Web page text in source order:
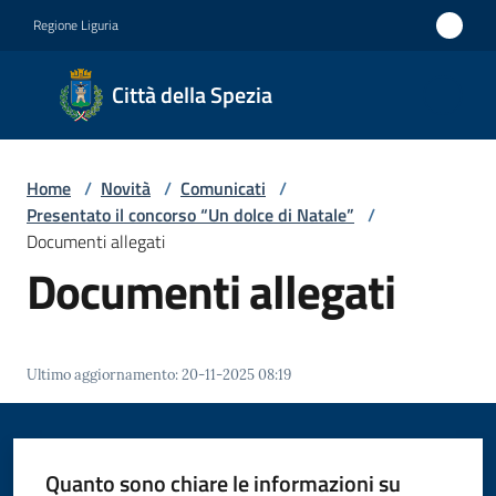
Regione Liguria
Città della Spezia
Città
della
Medaglia
d'oro al
Merito
Civile
Medaglia
d'argento
al Valor
Home / Novità / Comunicati /
Presentato il concorso “Un dolce di Natale” /
Documenti allegati
Documenti allegati
Ultimo aggiornamento:20-11-2025 08:19
Quanto sono chiare le informazioni su